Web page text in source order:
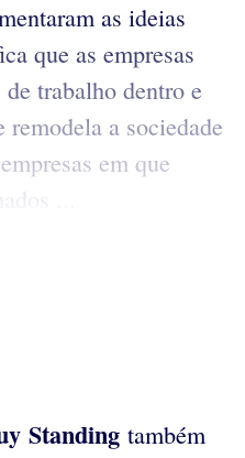
as ideias
que as empresas
trabalho dentro e
a sociedade
em que
...
Standing também